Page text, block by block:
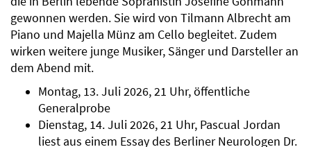
gewonnen werden. Sie wird von Tilmann Albrecht am
Piano und Majella Münz am Cello begleitet. Zudem
wirken weitere junge Musiker, Sänger und Darsteller an
dem Abend mit.
Montag, 13. Juli 2026, 21 Uhr, öffentliche
Generalprobe
Dienstag, 14. Juli 2026, 21 Uhr, Pascual Jordan
liest aus einem Essay des Berliner Neurologen Dr.